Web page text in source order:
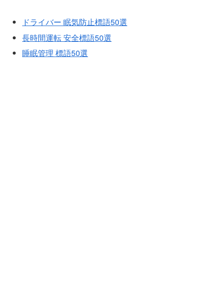
ドライバー 眠気防止標語50選
長時間運転 安全標語50選
睡眠管理 標語50選